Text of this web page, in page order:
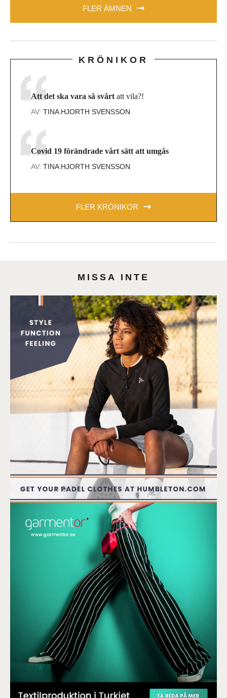
FLER ÄMNEN
KRÖNIKOR
Att det ska vara så svårt att vila?!
AV: TINA HJORTH SVENSSON
Covid 19 förändrade vårt sätt att umgås
AV: TINA HJORTH SVENSSON
FLER KRÖNIKOR
MISSA INTE